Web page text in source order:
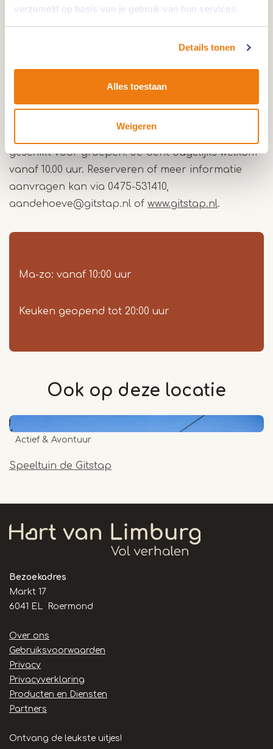
verzameld op basis van je gebruik van hun services.
Details tonen
Alles toestaan
Weigeren
ontspannen. Op de kaart vind je Limburgse
Ook geschikt voor groepen
geschikt voor groepen. Je bent dagelijks welkom
vanaf 10.00 uur. Reserveren of meer informatie
aanvragen kan via 0475-531410,
aandehoeve@gitstap.nl of www.gitstap.nl.
Ma-zo: vanaf 10:00 uur
Keuken geopend tot 20:00 uur
Ook op deze locatie
Speeltuin de Gitstap
Actief & Avontuur
Bezoekadres
Markt 17
6041 EL Roermond
Handige
links
Over ons
Gebruiksvoorwaarden
Privacy
Privacyverklaring
Producten en Diensten
Partners
Ontvang de leukste uitjes!